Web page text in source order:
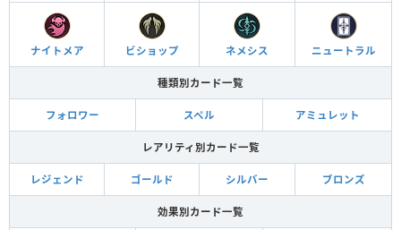
ナイトメア ビショップ ネメシス ニュートラル
種類別カード一覧
フォロワー スペル アミュレット
レアリティ別カード一覧
レジェンド ゴールド シルバー ブロンズ
効果別カード一覧